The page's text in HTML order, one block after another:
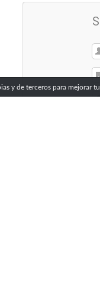
y de terceros para mejorar